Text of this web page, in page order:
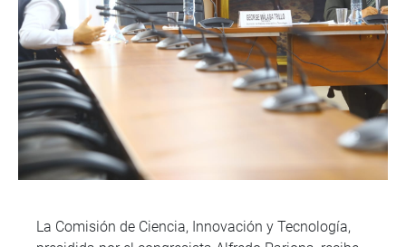
La Comisión de Ciencia, Innovación y Tecnología,